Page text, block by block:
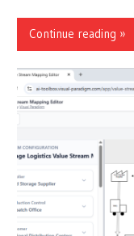
Continue reading